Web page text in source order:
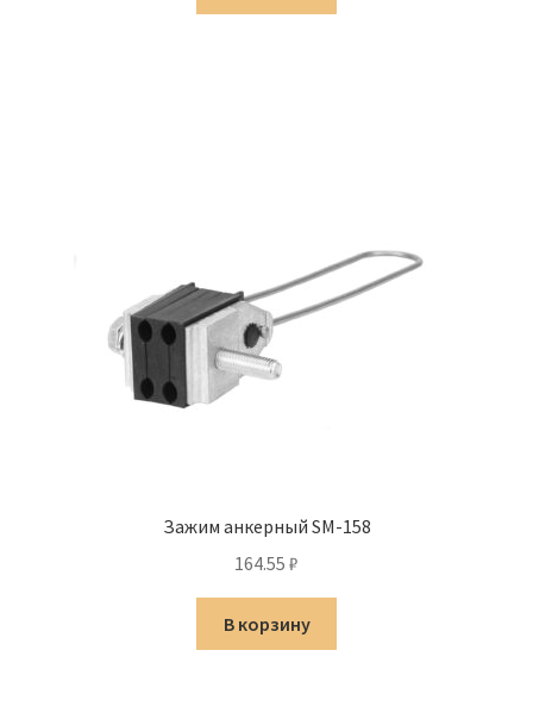
Зажим анкерный SM-158
164.55 ₽
В корзину